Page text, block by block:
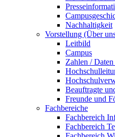
Nachhaltigkeit
Vorstellung (Über
Leitbild
Campus
Zahlen /
Beauftragte
Freunde und
Fachbereiche
Fachbereich
Fachbereich